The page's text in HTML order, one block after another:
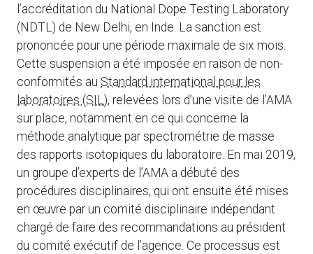
l’accréditation du National Dope Testing Laboratory
(NDTL) de New Delhi, en Inde. La sanction est
prononcée pour une période maximale de six mois.
Cette suspension a été imposée en raison de non-
conformités au Standard international pour les
laboratoires (SIL), relevées lors d’une visite de l’AMA
sur place, notamment en ce qui concerne la
méthode analytique par spectrométrie de masse
des rapports isotopiques du laboratoire. En mai 2019,
un groupe d’experts de l’AMA a débuté des
procédures disciplinaires, qui ont ensuite été mises
en œuvre par un comité disciplinaire indépendant
chargé de faire des recommandations au président
du comité exécutif de l’agence. Ce processus est